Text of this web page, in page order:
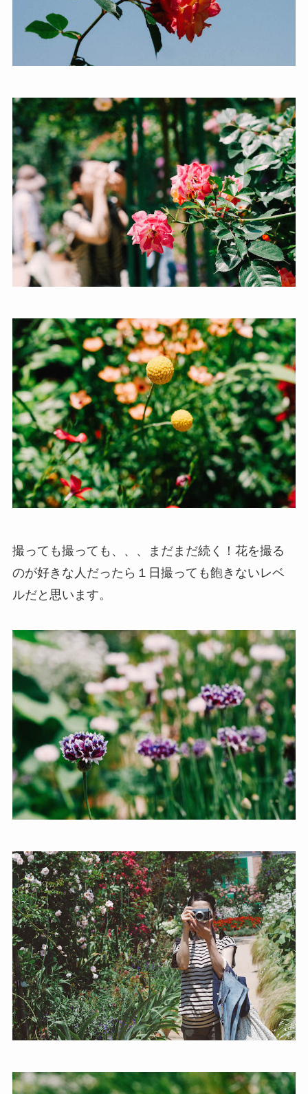
撮っても撮っても、、、まだまだ続く！花を撮る
のが好きな人だったら１日撮っても飽きないレベ
ルだと思います。